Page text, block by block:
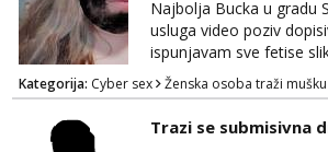
Najbolja Bucka u gradu
usluga video poziv
ispunjavam sve fetise
neugodnih iznenađenja
+385998702942
Kategorija: Cyber sex Ženska osoba traži
Trazi se submisivna